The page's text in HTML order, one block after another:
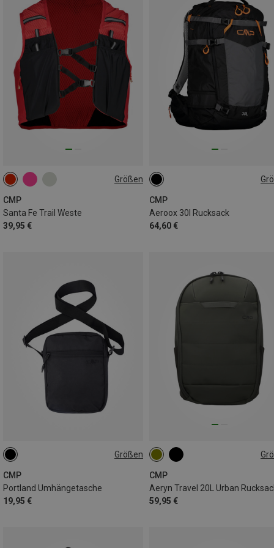
Größen
CMP
Santa Fe Trail Weste
39,95 €
8L | XL
CMP
Aeroox 30l Rucksack
64,60 €
30L
Größen
CMP
Portland Umhängetasche
19,95 €
2L
CMP
Aeryn Travel 20L Urban
59,95 €
20L